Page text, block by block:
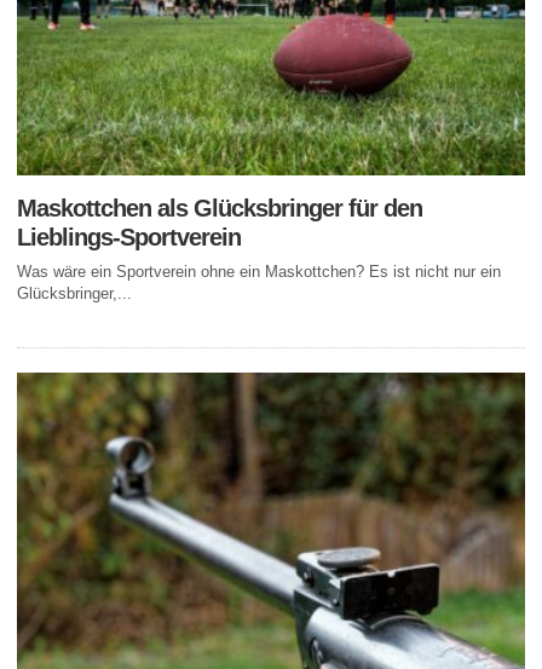
Maskottchen als Glücksbringer für den
Lieblings-Sportverein
Was wäre ein Sportverein ohne ein Maskottchen? Es ist nicht nur ein
Glücksbringer,...